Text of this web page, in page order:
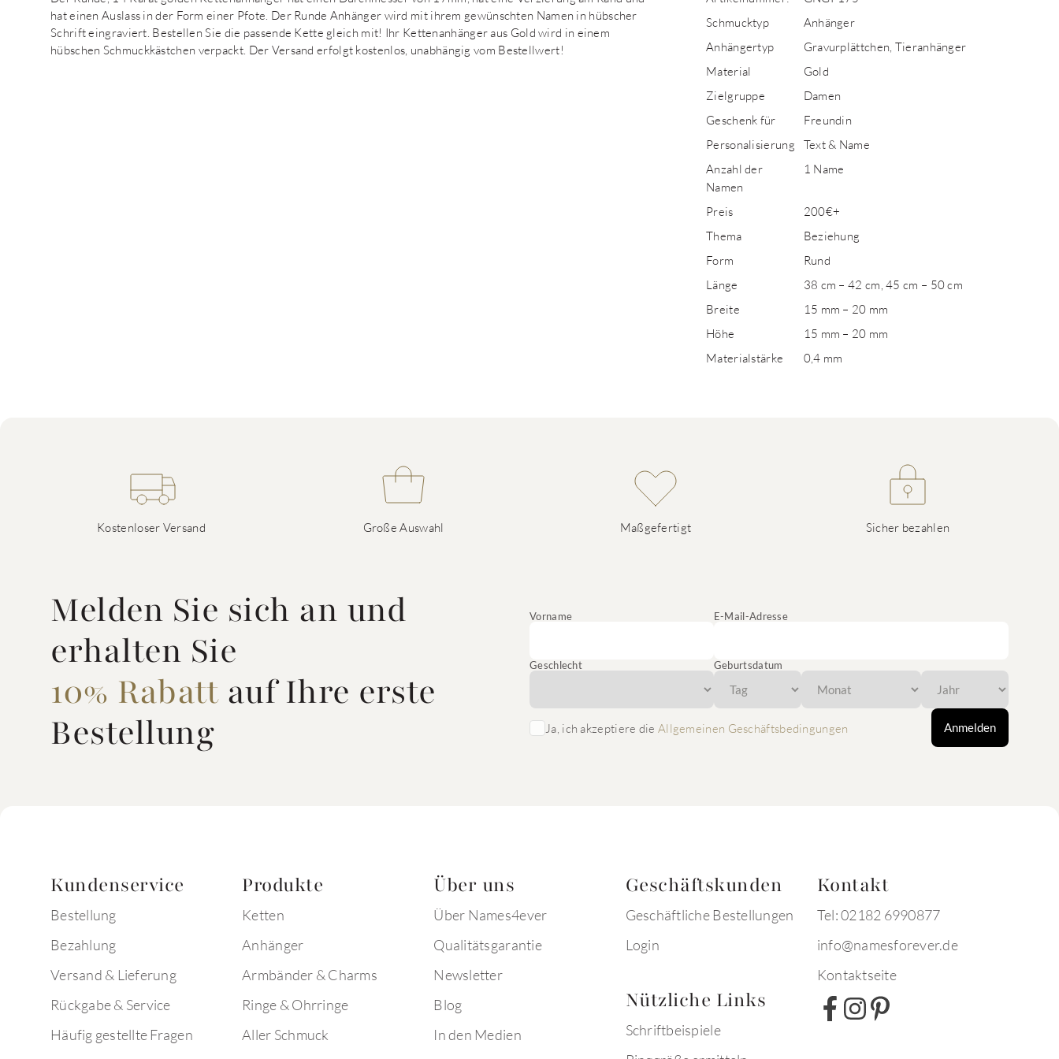
hat einen Auslass in der Form einer Pfote. Der Runde Anhänger wird mit ihrem gewünschten Namen in hübscher
Schrift eingraviert. Bestellen Sie die passende Kette gleich mit! Ihr Kettenanhänger aus Gold wird in einem
hübschen Schmuckkästchen verpackt. Der Versand erfolgt kostenlos, unabhängig vom Bestellwert!
Schmucktyp
Anhänger
Anhängertyp
Gravurplättchen, Tieranhänger
Material
Gold
Zielgruppe
Damen
Geschenk für
Freundin
Personalisierung
Text & Name
Anzahl der
Namen
1 Name
Preis
200€+
Thema
Beziehung
Form
Rund
Länge
38 cm – 42 cm, 45 cm – 50 cm
Breite
15 mm – 20 mm
Höhe
15 mm – 20 mm
Materialstärke
0,4 mm
Kostenloser Versand Große Auswahl Maßgefertigt Sicher bezahlen
Melden Sie sich an und
erhalten Sie
10% Rabattauf Ihre erste
Bestellung
Vorname E-Mail-Adresse
Geschlecht Geburtsdatum
Ja, ich akzeptiere die Allgemeinen Geschäftsbedingungen Anmelden
Kundenservice
Bestellung
Bezahlung
Versand & Lieferung
Rückgabe & Service
Häufig gestellte Fragen
Produkte
Ketten
Anhänger
Armbänder & Charms
Ringe & Ohrringe
Aller Schmuck
Über uns
Über Names4ever
Qualitätsgarantie
Newsletter
Blog
In den Medien
Geschäftskunden
Geschäftliche Bestellungen
Login
Nützliche Links
Schriftbeispiele
Kontakt
Tel: 02182 6990877
info@namesforever.de
Kontaktseite